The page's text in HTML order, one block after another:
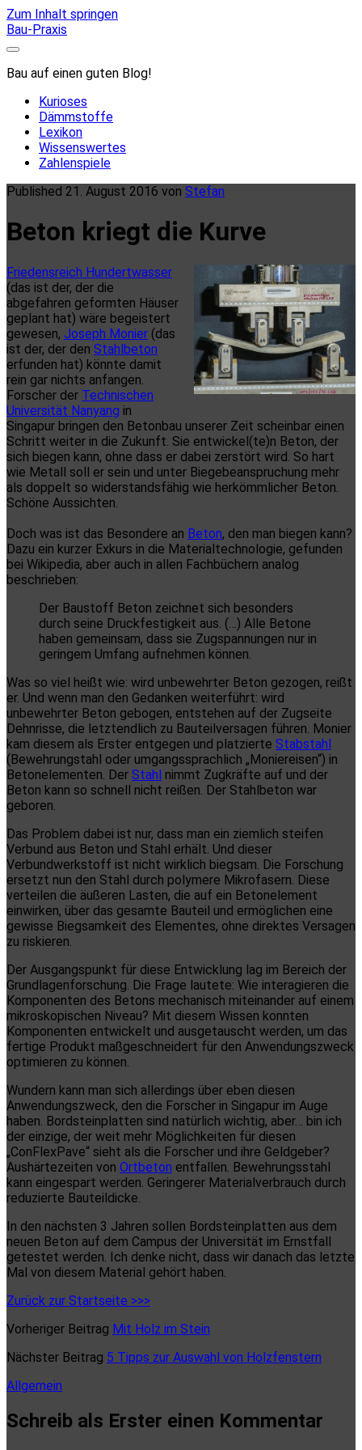
Zum Inhalt springen
Bau-Praxis
Bau auf einen guten Blog!
Kurioses
Dämmstoffe
Lexikon
Wissenswertes
Zahlenspiele
Published 21. August 2016 von Stefan
Beton kriegt die Kurve
Friedensreich Hundertwasser
(das ist der, der die
abgefahren geformten Häuser
geplant hat) wäre begeistert
gewesen, Joseph Monier (das
ist der, der den Stahlbeton
erfunden hat) könnte damit
rein gar nichts anfangen.
Forscher der Technischen
Universität Nanyang in
Singapur bringen den Betonbau unserer Zeit scheinbar einen
Schritt weiter in die Zukunft. Sie entwickel(te)n Beton, der
sich biegen kann, ohne dass er dabei zerstört wird. So hart
wie Metall soll er sein und unter Biegebeanspruchung mehr
als doppelt so widerstandsfähig wie herkömmlicher Beton.
Schöne Aussichten.
Doch was ist das Besondere an Beton, den man biegen kann?
Dazu ein kurzer Exkurs in die Materialtechnologie, gefunden
bei Wikipedia, aber auch in allen Fachbüchern analog
beschrieben:
Der Baustoff Beton zeichnet sich besonders
durch seine Druckfestigkeit aus. (…) Alle Betone
haben gemeinsam, dass sie Zugspannungen nur in
geringem Umfang aufnehmen können.
Was so viel heißt wie: wird unbewehrter Beton gezogen, reißt
er. Und wenn man den Gedanken weiterführt: wird
unbewehrter Beton gebogen, entstehen auf der Zugseite
Dehnrisse, die letztendlich zu Bauteilversagen führen. Monier
kam diesem als Erster entgegen und platzierte Stabstahl
(Bewehrungstahl oder umgangssprachlich „Moniereisen“) in
Betonelementen. Der Stahl nimmt Zugkräfte auf und der
Beton kann so schnell nicht reißen. Der Stahlbeton war
geboren.
Das Problem dabei ist nur, dass man ein ziemlich steifen
Verbund aus Beton und Stahl erhält. Und dieser
Verbundwerkstoff ist nicht wirklich biegsam. Die Forschung
ersetzt nun den Stahl durch polymere Mikrofasern. Diese
verteilen die äußeren Lasten, die auf ein Betonelement
einwirken, über das gesamte Bauteil und ermöglichen eine
gewisse Biegsamkeit des Elementes, ohne direktes Versagen
zu riskieren.
Der Ausgangspunkt für diese Entwicklung lag im Bereich der
Grundlagenforschung. Die Frage lautete: Wie interagieren die
Komponenten des Betons mechanisch miteinander auf einem
mikroskopischen Niveau? Mit diesem Wissen konnten
Komponenten entwickelt und ausgetauscht werden, um das
fertige Produkt maßgeschneidert für den Anwendungszweck
optimieren zu können.
Wundern kann man sich allerdings über eben diesen
Anwendungszweck, den die Forscher in Singapur im Auge
haben. Bordsteinplatten sind natürlich wichtig, aber… bin ich
der einzige, der weit mehr Möglichkeiten für diesen
„ConFlexPave“ sieht als die Forscher und ihre Geldgeber?
Aushärtezeiten von Ortbeton entfallen. Bewehrungsstahl
kann eingespart werden. Geringerer Materialverbrauch durch
reduzierte Bauteildicke.
In den nächsten 3 Jahren sollen Bordsteinplatten aus dem
neuen Beton auf dem Campus der Universität im Ernstfall
getestet werden. Ich denke nicht, dass wir danach das letzte
Mal von diesem Material gehört haben.
Zurück zur Startseite >>>
Vorheriger Beitrag Mit Holz im Stein
Nächster Beitrag 5 Tipps zur Auswahl von Holzfenstern
Allgemein
Schreib als Erster einen Kommentar